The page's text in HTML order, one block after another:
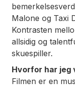
Malone og Taxi
Kontrasten
allsidig og
skuespiller.
Hvorfor har jeg
Filmen er en